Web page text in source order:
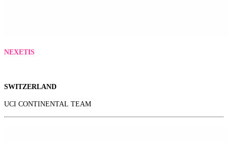
NEXETIS
SWITZERLAND
UCI CONTINENTAL TEAM